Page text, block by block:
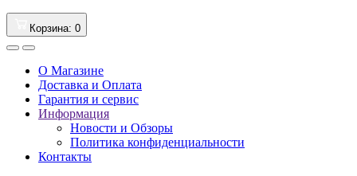
Корзина: 0
О Магазине
Доставка и Оплата
Гарантия и сервис
Информация
Новости и Обзоры
Политика конфиденциальности
Контакты